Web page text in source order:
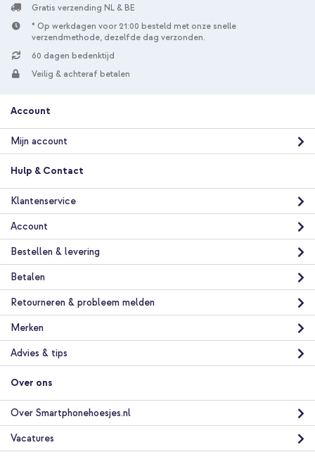
Wit
Gratis verzending € 28,49
Gratis
verzending
imoshion Design Bookcase Apple iPhone 12 (Pro) - Bloom Love
€ 26,98
Gratis verzending € 24,58
In winkelmandje
Gratis
Gratis verzending NL & BE
* Op werkdagen voor 21:00 besteld met onze snelle
verzendmethode, dezelfde dag verzonden.
60 dagen bedenktijd
Veilig & achteraf betalen
Account
Mijn account
Hulp & Contact
Klantenservice
Account
Bestellen & levering
Betalen
Retourneren & probleem melden
Merken
Advies & tips
Over ons
Over Smartphonehoesjes.nl
Vacatures